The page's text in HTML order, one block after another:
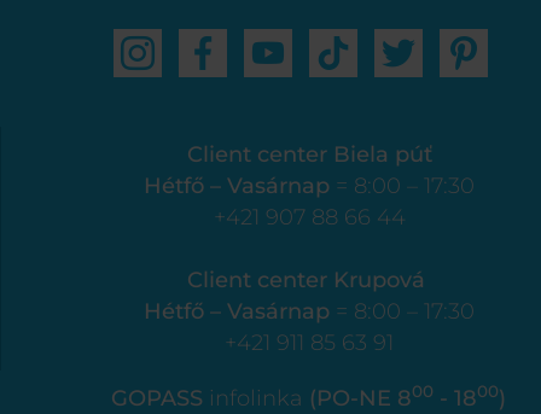
Client center Biela púť
Hétfő – Vasárnap = 8:00 – 17:30
+421 907 88 66 44
Client center Krupová
Hétfő – Vasárnap = 8:00 – 17:30
+421 911 85 63 91
GOPASS infolinka (PO-NE 800 - 1800)